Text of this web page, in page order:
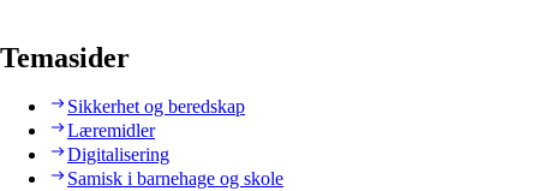
Temasider
Sikkerhet og beredskap
Læremidler
Digitalisering
Samisk i barnehage og skole